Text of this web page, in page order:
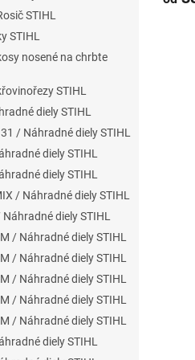
STIHL
STIHL
nosené na chrbte
STIHL
diely STIHL
/ Náhradné diely STIHL
diely STIHL
diely STIHL
/ Náhradné diely STIHL
Náhradné diely STIHL
/ Náhradné diely STIHL
/ Náhradné diely STIHL
/ Náhradné diely STIHL
/ Náhradné diely STIHL
/ Náhradné diely STIHL
diely STIHL